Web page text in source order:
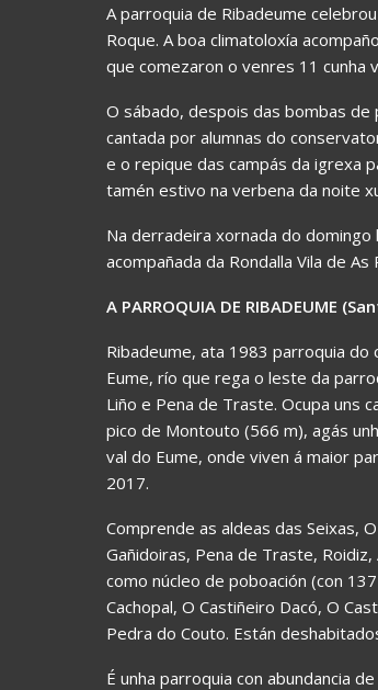
A parroquia de Ribadeume
Roque. A boa climatoloxía
que comezaron o venres 11 cunha
O sábado, despois das bombas de
cantada por alumnas do
e o repique das campás da igrexa
tamén estivo na verbena da noite
Na derradeira xornada do
acompañada da Rondalla Vila de As
A PARROQUIA DE RIBADEUME
Ribadeume, ata 1983 parroquia do
Eume, río que rega o leste da
Liño e Pena de Traste. Ocupa uns
pico de Montouto (566 m), agás
val do Eume, onde viven á maior
2017.
Comprende as aldeas das Seixas,
Gañidoiras, Pena de Traste,
como núcleo de poboación (con
Cachopal, O Castiñeiro Dacó, O
Pedra do Couto. Están
É unha parroquia con abundancia